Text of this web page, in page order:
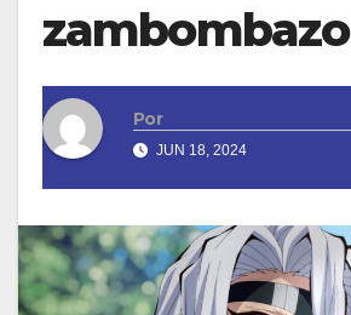
zambombazo
Por
JUN 18, 2024